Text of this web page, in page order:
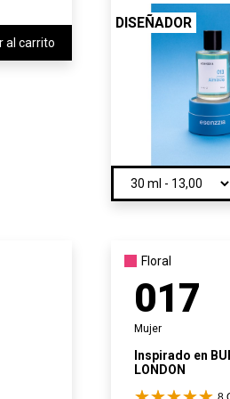
al carrito
DISEÑADOR
Floral
017
Mujer
Inspirado en
LONDON